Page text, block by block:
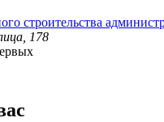
строительства
178